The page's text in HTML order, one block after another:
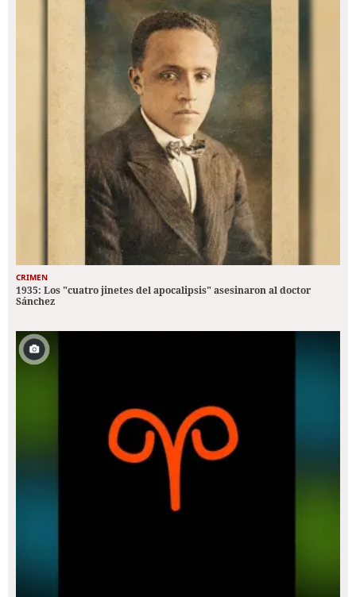
CRIMEN
1935: Los "cuatro jinetes del apocalipsis" asesinaron al doctor
Sánchez